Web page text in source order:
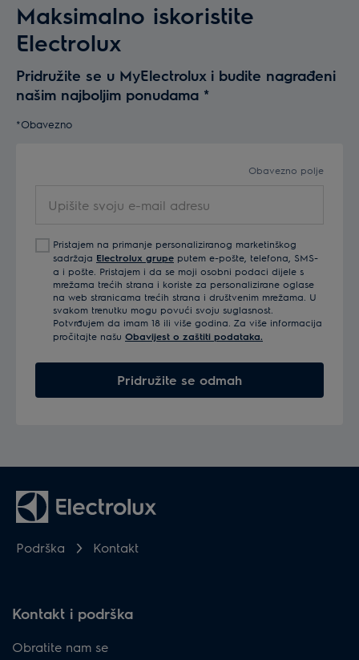
Maksimalno iskoristite
Electrolux
Pridružite se u MyElectrolux i budite nagrađeni
našim najboljim ponudama *
*Obavezno
Obavezno polje
svoju
mail
adresu
Pristajem na primanje personaliziranog marketinškog
sadržaja Electrolux grupe putem e-pošte, telefona, SMS-
a i pošte. Pristajem i da se moji osobni podaci dijele s
mrežama trećih strana i koriste za personalizirane oglase
na web stranicama trećih strana i društvenim mrežama. U
svakom trenutku mogu povući svoju suglasnost.
Potvrđujem da imam 18 ili više godina. Za više informacija
pročitajte našu Obavijest o zaštiti podataka.
Pridružite se odmah
Podrška Kontakt
Kontakt i podrška
Obratite nam se